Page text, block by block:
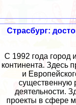
Страсбург:
С 1992 года город
континента. Здесь
и
существенную
деятельности.
проекты в сфере